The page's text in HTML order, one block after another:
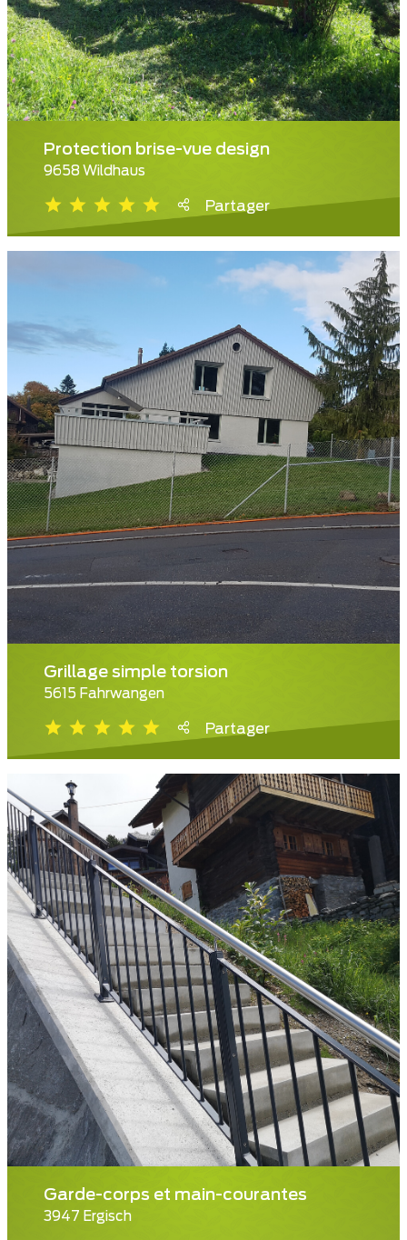
Protection brise-vue design
9658 Wildhaus
Partager
Grillage simple torsion
5615 Fahrwangen
Partager
Garde-corps et main-courantes
3947 Ergisch